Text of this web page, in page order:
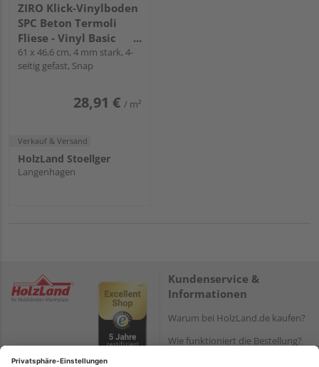
ZIRO Klick-Vinylboden
SPC Beton Termoli
Fliese - Vinyl Basic
Rigid
61 x 46,6 cm, 4 mm stark, 4-
seitig gefast, Snap
28,91 € / m²
Verkauf & Versand
HolzLand Stoellger
Langenhagen
Kundenservice &
Informationen
Warum bei HolzLand.de kaufen?
Wie funktioniert die Bestellung?